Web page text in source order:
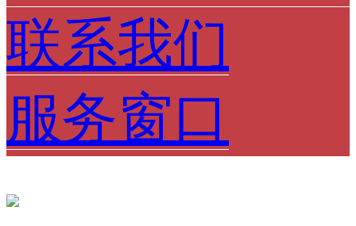
联系我们
服务窗口